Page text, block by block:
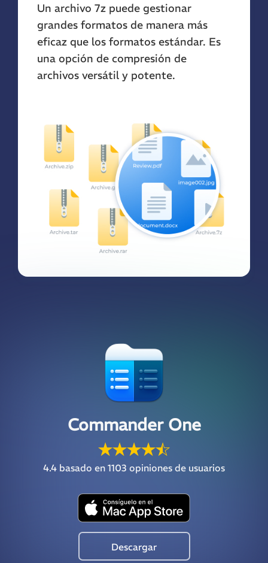
Un archivo 7z puede gestionar
grandes formatos de manera más
eficaz que los formatos estándar. Es
una opción de compresión de
archivos versátil y potente.
Commander One
4.4 basado en 1103 opiniones de usuarios
Descargar